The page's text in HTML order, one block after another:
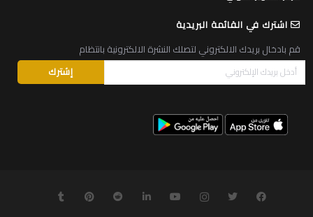
اشترك في القائمة البريدية
قم بادخال بريدك الالكتروني لتصلك النشرة الالكترونية بانتظام